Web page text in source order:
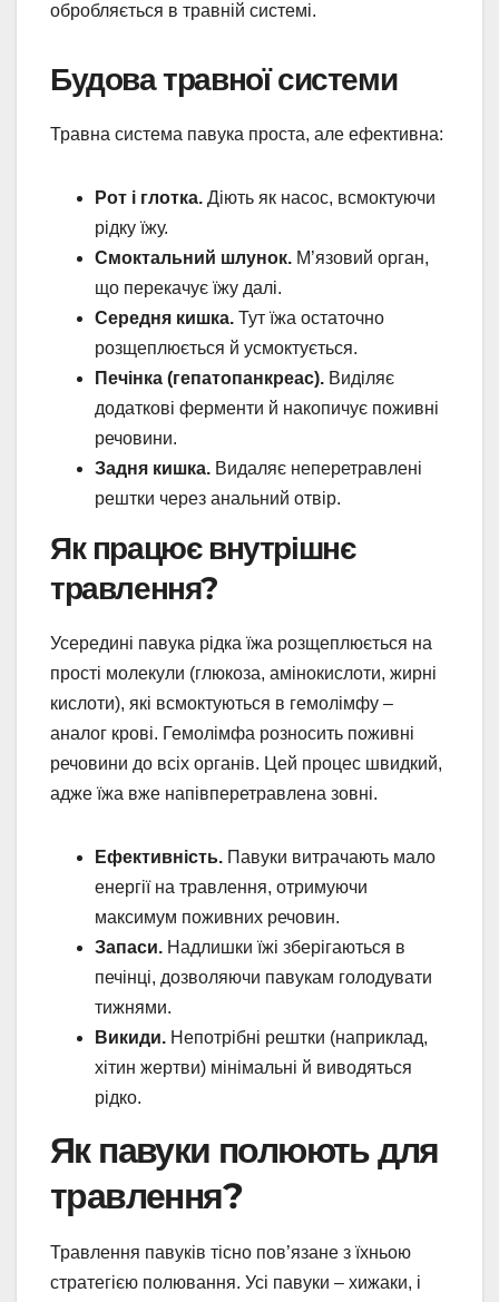
обробляється в травній системі.
Будова травної системи
Травна система павука проста, але ефективна:
Рот і глотка. Діють як насос, всмоктуючи
рідку їжу.
Смоктальний шлунок. М’язовий орган,
що перекачує їжу далі.
Середня кишка. Тут їжа остаточно
розщеплюється й усмоктується.
Печінка (гепатопанкреас). Виділяє
додаткові ферменти й накопичує поживні
речовини.
Задня кишка. Видаляє неперетравлені
рештки через анальний отвір.
Як працює внутрішнє
травлення?
Усередині павука рідка їжа розщеплюється на
прості молекули (глюкоза, амінокислоти, жирні
кислоти), які всмоктуються в гемолімфу –
аналог крові. Гемолімфа розносить поживні
речовини до всіх органів. Цей процес швидкий,
адже їжа вже напівперетравлена зовні.
Ефективність. Павуки витрачають мало
енергії на травлення, отримуючи
максимум поживних речовин.
Запаси. Надлишки їжі зберігаються в
печінці, дозволяючи павукам голодувати
тижнями.
Викиди. Непотрібні рештки (наприклад,
хітин жертви) мінімальні й виводяться
рідко.
Як павуки полюють для
травлення?
Травлення павуків тісно пов’язане з їхньою
стратегією полювання. Усі павуки – хижаки, і